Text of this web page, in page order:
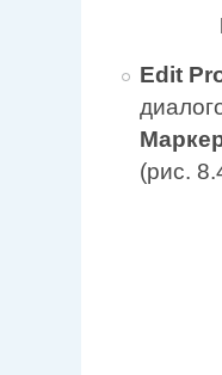
Edit
(рис.